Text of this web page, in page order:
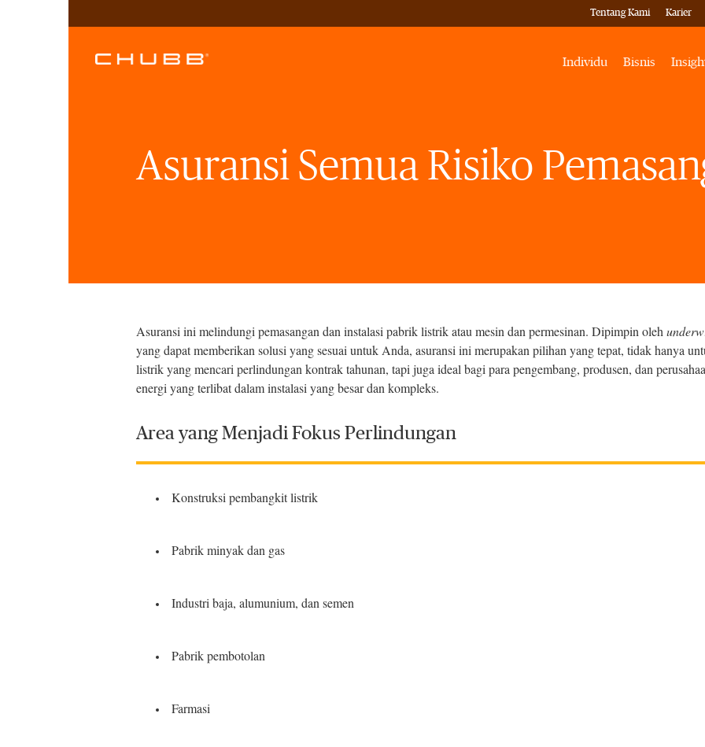
Tentang Kami Karier
Individu Bisnis
Asuransi Semua Risiko
Asuransi ini melindungi pemasangan dan instalasi pabrik listrik atau mesin dan permesinan. Dipimpin oleh
yang dapat memberikan solusi yang sesuai untuk Anda, asuransi ini merupakan pilihan yang tepat, tidak hanya
listrik yang mencari perlindungan kontrak tahunan, tapi juga ideal bagi para pengembang, produsen, dan
energi yang terlibat dalam instalasi yang besar dan kompleks.
Area yang Menjadi Fokus Perlindungan
Konstruksi pembangkit listrik
Pabrik minyak dan gas
Industri baja, alumunium, dan semen
Pabrik pembotolan
Farmasi